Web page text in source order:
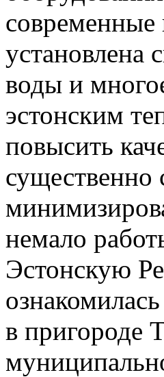
современные
установлена
воды и
эстонским
повысить
существенно
немало
Эстонскую
в пригороде